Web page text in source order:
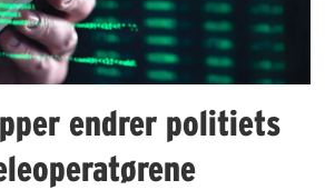
endrer politiets